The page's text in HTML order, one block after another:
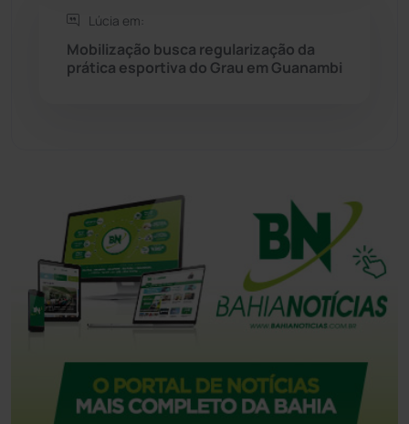
Lúcia em:
Mobilização busca regularização da
prática esportiva do Grau em Guanambi